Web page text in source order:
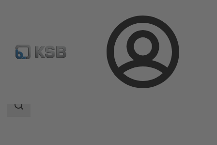
Login
NORI 40 ZXLB/ZXSB
Sökomfattning